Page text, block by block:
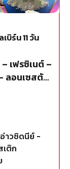
บิร์น 11 วัน
เฟรซิเนต์ –
ลอนเซสตัน
าวซิดนีย์ -
ต๊ก